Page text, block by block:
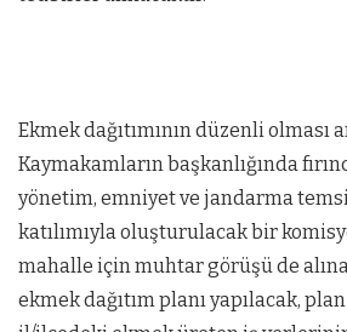
Ekmek dağıtımının düzenli olması
Kaymakamların başkanlığında
yönetim, emniyet ve jandarma
katılımıyla oluşturulacak bir
mahalle için muhtar görüşü de
ekmek dağıtım planı yapılacak,